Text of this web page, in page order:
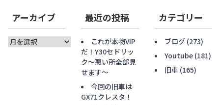
アーカイブ
ア
最近の投稿
これが本物VIP
だ！Y30セドリッ
ク〜悪い所全部見
せます〜
今回の旧車は
GX71クレスタ！
カテゴリー
ブログ(273)
Youtube(181)
旧車 (165)